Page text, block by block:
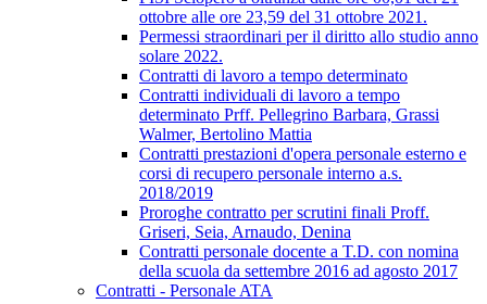
ottobre alle ore 23,59 del 31 ottobre 2021.
Permessi straordinari per il diritto allo studio anno
solare 2022.
Contratti di lavoro a tempo determinato
Contratti individuali di lavoro a tempo
determinato Prff. Pellegrino Barbara, Grassi
Walmer, Bertolino Mattia
Contratti prestazioni d'opera personale esterno e
corsi di recupero personale interno a.s.
2018/2019
Proroghe contratto per scrutini finali Proff.
Griseri, Seia, Arnaudo, Denina
Contratti personale docente a T.D. con nomina
della scuola da settembre 2016 ad agosto 2017
Contratti - Personale ATA